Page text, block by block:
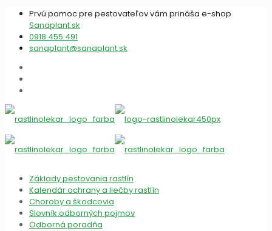
Prvú pomoc pre pestovateľov vám prináša e-shop
Sanaplant.sk
0918 455 491
sanaplant@sanaplant.sk
Základy pestovania rastlín
Kalendár ochrany a liečby rastlín
Choroby a škodcovia
Slovník odborných pojmov
Odborná poradňa